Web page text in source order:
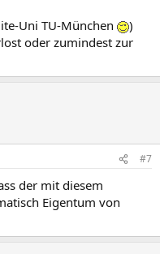
Uni TU-München
)
oder zumindest zur
#7
der mit diesem
Eigentum von